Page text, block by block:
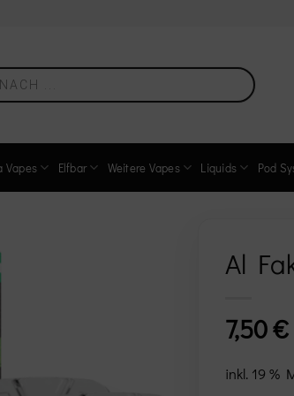
Vapes Elfbar Weitere Vapes Liquids Pod
Al
7,50€
inkl. 19 %